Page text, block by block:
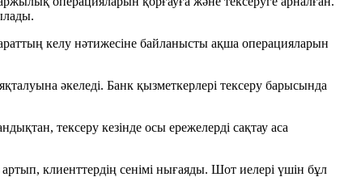
келу нәтижесіне байланысты ақша операцияларын
әкеледі. Банк қызметкерлері тексеру барысында
тексеру кезінде осы ережелерді сақтау аса
клиенттердің сенімі нығаяды. Шот иелері үшін бұл